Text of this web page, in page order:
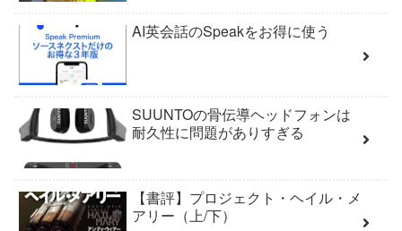
AI英会話のSpeakをお得に使う
SUUNTOの骨伝導ヘッドフォンは
耐久性に問題がありすぎる
【書評】プロジェクト・ヘイル・メ
アリー（上/下）